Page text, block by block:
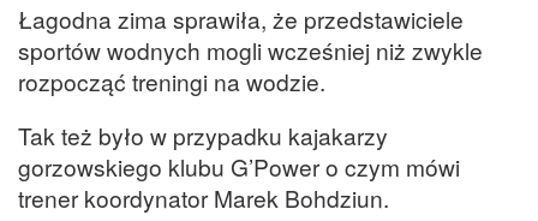
Łagodna zima sprawiła, że przedstawiciele
sportów wodnych mogli wcześniej niż zwykle
rozpocząć treningi na wodzie.
Tak też było w przypadku kajakarzy
gorzowskiego klubu G’Power o czym mówi
trener koordynator Marek Bohdziun.